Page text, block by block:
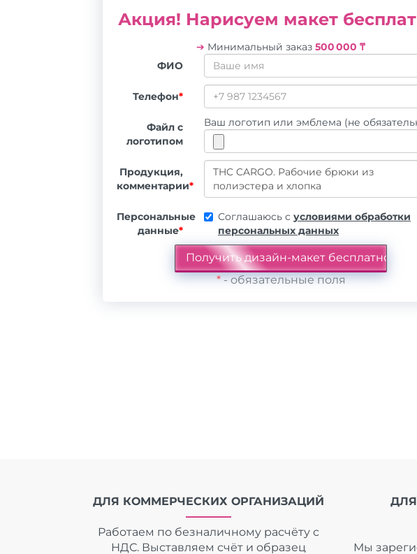
Акция! Нарисуем макет
➔ Минимальный заказ 500 000 ₸
ФИО
Телефон*
Файл с
логотипом
Ваш логотип или эмблема (не
Продукция,
комментарии*
Персональные
данные*
Соглашаюсь с условиями обработки
персональных данных
*- обязательные поля
ДЛЯ КОММЕРЧЕСКИХ ОРГАНИЗАЦИЙ
Работаем по безналичному расчёту с
НДС. Выставляем счёт и образец
Мы